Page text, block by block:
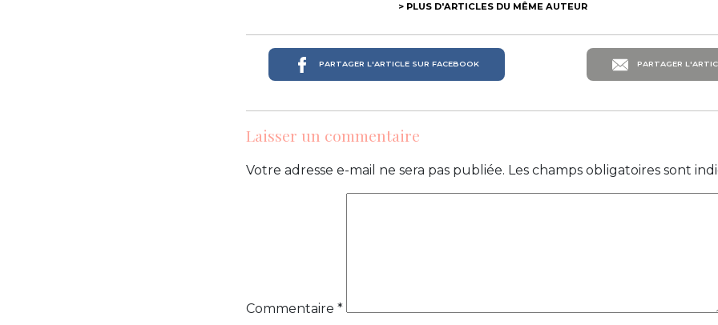
> PLUS D'ARTICLES DU MÊME AUTEUR
PARTAGER L'ARTICLE SUR FACEBOOK PARTAGER
Laisser un commentaire
Votre adresse e-mail ne sera pas publiée. Les champs obligatoires sont
Commentaire *